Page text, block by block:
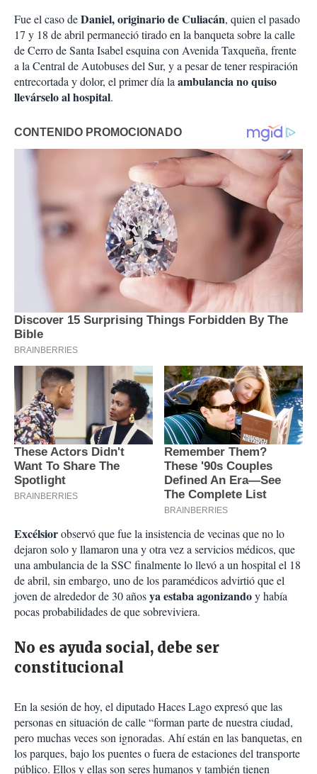
Fue el caso deDaniel, originario de Culiacán, quien el pasado
17 y 18 de abril permaneció tirado en la banqueta sobre la calle
de Cerro de Santa Isabel esquina con Avenida Taxqueña, frente
a la Central de Autobuses del Sur, y a pesar de tener respiración
entrecortada y dolor, el primer día laambulancia no quiso
llevárselo al hospital.
Excélsiorobservó que fue la insistencia de vecinas que no lo
dejaron solo y llamaron una y otra vez a servicios médicos, que
una ambulancia de la SSC finalmente lo llevó a un hospital el 18
de abril, sin embargo, uno de los paramédicos advirtió que el
joven de alrededor de 30 añosya estaba agonizandoy había
pocas probabilidades de que sobreviviera.
No es ayuda social, debe ser
constitucional
En la sesión de hoy, el diputado Haces Lago expresó que las
personas en situación de calle “forman parte de nuestra ciudad,
pero muchas veces son ignoradas. Ahí están en las banquetas, en
los parques, bajo los puentes o fuera de estaciones del transporte
público. Ellos y ellas son seres humanos y también tienen